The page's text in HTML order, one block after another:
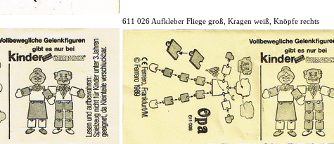
611 026 Aufkleber Fliege groß, Kragen weiß, Knöpfe rechts